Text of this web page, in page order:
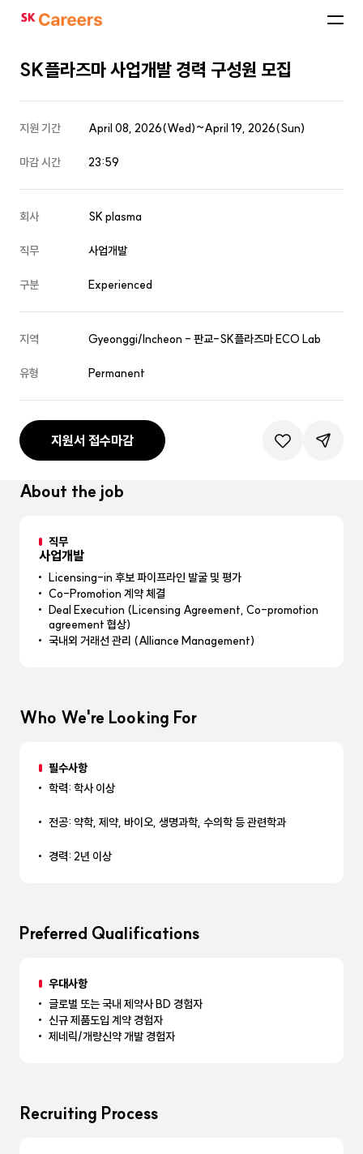
SK
About the job
직무
사업개발
Licensing-in 후보 파이프라인 발굴 및 평가
Co-Promotion 계약 체결
Deal Execution (Licensing Agreement, Co-promotion
agreement 협상)
국내외 거래선 관리 (Alliance Management)
Who We're Looking For
필수사항
학력: 학사 이상
전공: 약학, 제약, 바이오, 생명과학, 수의학 등 관련학과
경력: 2년 이상
Preferred Qualifications
우대사항
글로벌 또는 국내 제약사 BD 경험자
신규 제품도입 계약 경험자
제네릭/개량신약 개발 경험자
Recruiting Process
SK플라즈마 사업개발 경력 구성원 모집
지원 기간 April 08, 2026(Wed)~April 19, 2026(Sun)
마감 시간 23:59
회사 SK plasma
직무 사업개발
구분 Experienced
지역 Gyeonggi/Incheon - 판교-SK플라즈마 ECO Lab
유형 Permanent
지원서 접수마감 관심공고등록
공유하